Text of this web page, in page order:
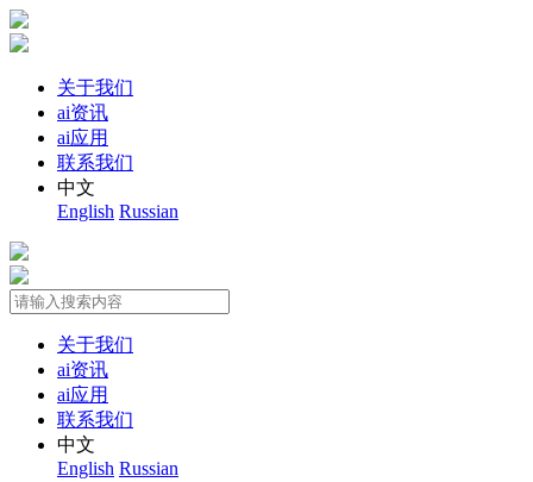
关于我们
ai资讯
ai应用
联系我们
中文
English Russian
关于我们
ai资讯
ai应用
联系我们
中文
English Russian